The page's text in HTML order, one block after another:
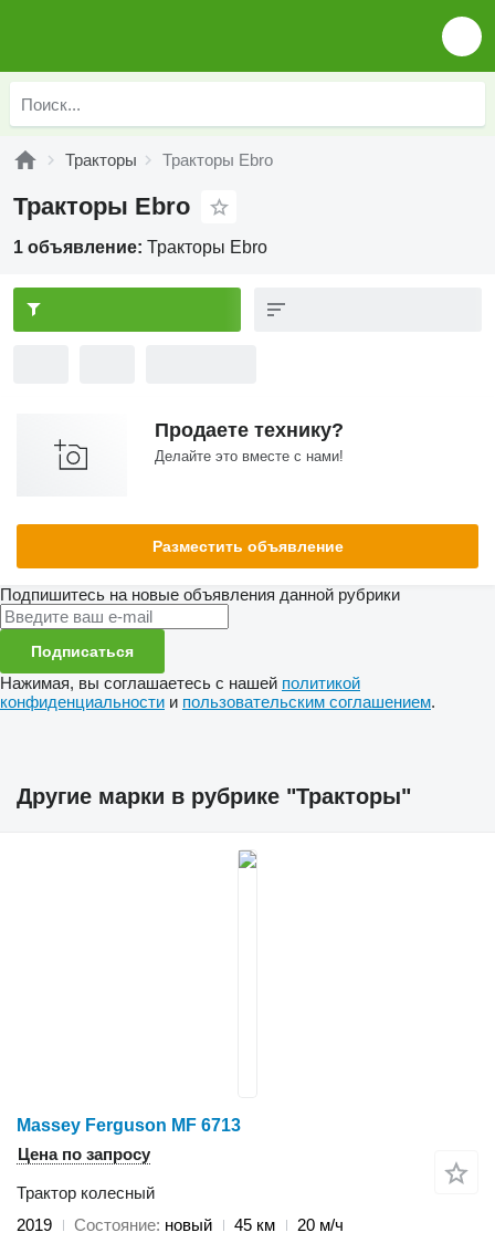
Тракторы Тракторы Ebro
Тракторы Ebro
1 объявление: Тракторы Ebro
Продаете технику?
Делайте это вместе с нами!
Разместить объявление
Подпишитесь на новые объявления данной рубрики
Подписаться
Нажимая, вы соглашаетесь с нашей политикой
конфиденциальности и пользовательским соглашением.
Другие марки в рубрике "Тракторы"
Massey Ferguson MF 6713
Цена по запросу
Трактор колесный
2019
Состояние новый 45 км
20 м/ч